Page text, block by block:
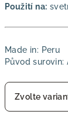
Použití na:
Made in: Peru
Původ
Zvolte